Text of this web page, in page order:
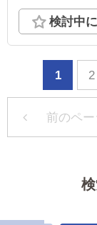
検討中
1 2
前のペー